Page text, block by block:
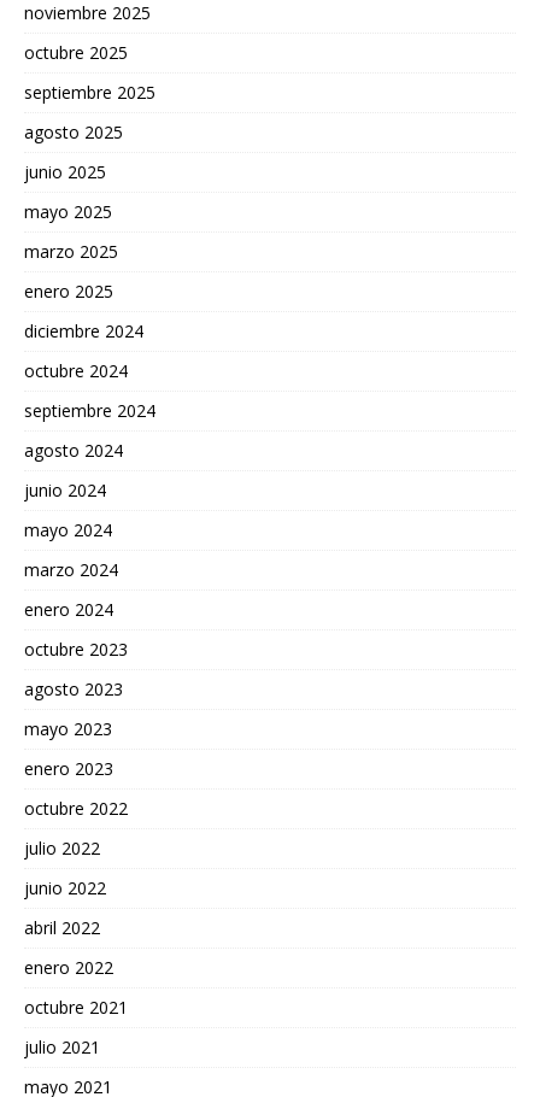
noviembre 2025
octubre 2025
septiembre 2025
agosto 2025
junio 2025
mayo 2025
marzo 2025
enero 2025
diciembre 2024
octubre 2024
septiembre 2024
agosto 2024
junio 2024
mayo 2024
marzo 2024
enero 2024
octubre 2023
agosto 2023
mayo 2023
enero 2023
octubre 2022
julio 2022
junio 2022
abril 2022
enero 2022
octubre 2021
julio 2021
mayo 2021